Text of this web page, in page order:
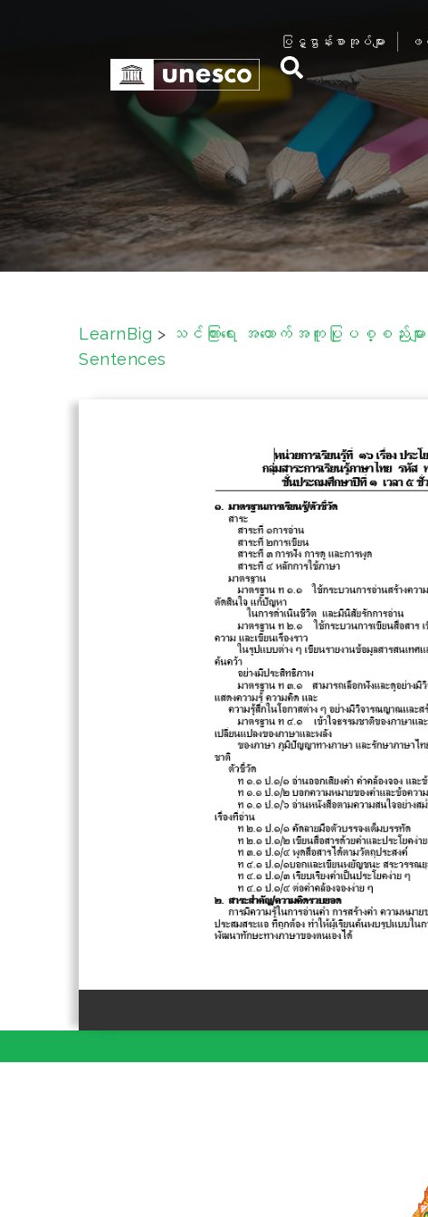
n
t
e
ပြဋ္ဌာန်းစာအုပ်များ ဖ
LearnBig > သင်ကြားရေး အထောက်အကူပြုပစ္စည်းများ
Sentences